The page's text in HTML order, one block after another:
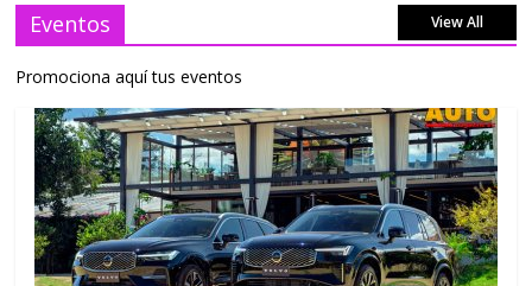
Eventos View All
Promociona aquí tus eventos